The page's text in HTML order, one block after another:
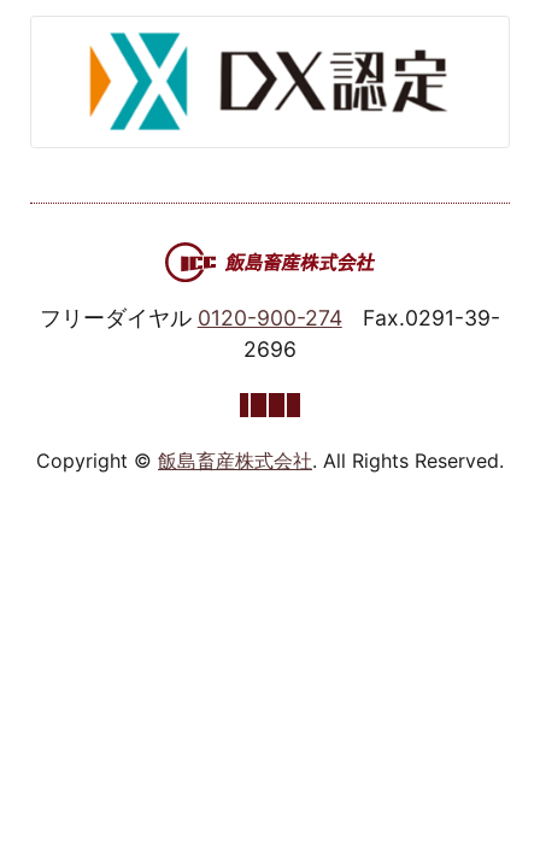
フリーダイヤル 0120-900-274
Fax.0291-39-
2696
Copyright © 飯島畜産株式会社. All Rights Reserved.